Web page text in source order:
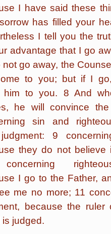
I have said these
has filled your
I tell you the
advantage that I go
not go away, the
to you; but if I
him to you. 8 And
he will convince the
sin and
9
they do not believe
I go to the Father,
me no more; 11
because the ruler
is judged.